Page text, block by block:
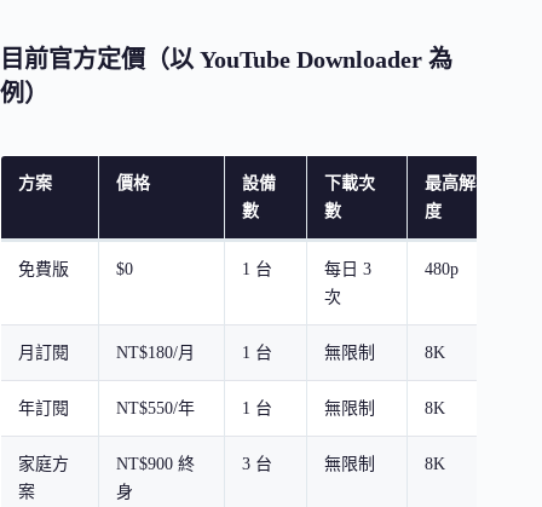
目前官方定價（以 YouTube Downloader 為
例）
方案 價格
設備
數
下載次
數
最高解析
度
免費版 $0 1 台
每日 3
次
480p
月訂閱 NT$180/月 1 台 無限制 8K
年訂閱 NT$550/年 1 台 無限制 8K
家庭方
案
NT$900 終
身
3 台 無限制 8K